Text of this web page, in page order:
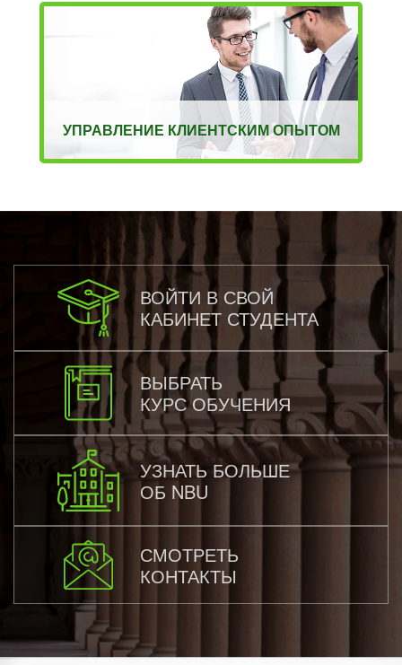
УПРАВЛЕНИЕ КЛИЕНТСКИМ ОПЫТОМ
ВОЙТИ В СВОЙ
КАБИНЕТ СТУДЕНТА
ВЫБРАТЬ
КУРС ОБУЧЕНИЯ
УЗНАТЬ БОЛЬШЕ
ОБ NBU
СМОТРЕТЬ
КОНТАКТЫ